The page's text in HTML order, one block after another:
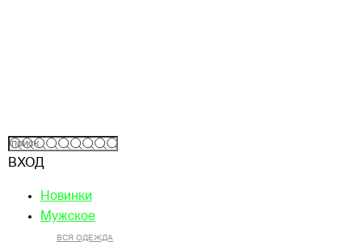
ВХОД
Новинки
Мужское
ВСЯ ОДЕЖДА